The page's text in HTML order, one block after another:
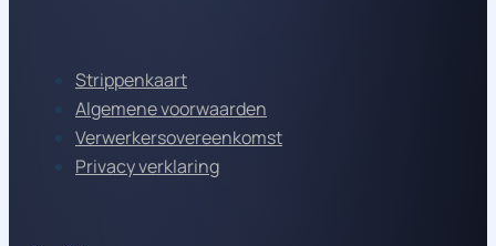
Strippenkaart
Algemene voorwaarden
Verwerkersovereenkomst
Privacy verklaring